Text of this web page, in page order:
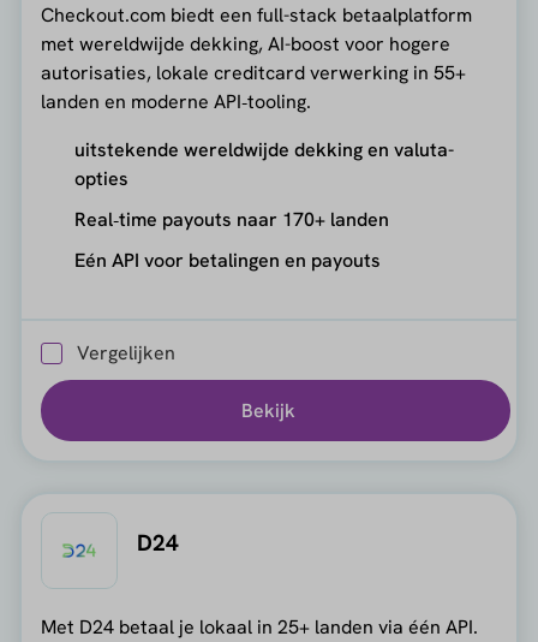
Checkout.com biedt een full-stack betaalplatform
met wereldwijde dekking, AI-boost voor hogere
autorisaties, lokale creditcard verwerking in 55+
landen en moderne API‑tooling.
uitstekende wereldwijde dekking en valuta-
opties
Real‑time payouts naar 170+ landen
Eén API voor betalingen en payouts
Vergelijken
Bekijk
D24
Met D24 betaal je lokaal in 25+ landen via één API.